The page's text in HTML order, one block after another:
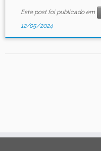
Este post foi publicado em
12/05/2024